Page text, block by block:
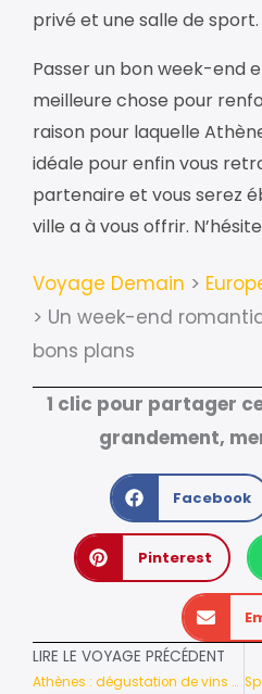
privé et une salle de sport.
Passer un bon week-end
meilleure chose pour
raison pour laquelle
idéale pour enfin vous
partenaire et vous serez
ville a à vous offrir.
Voyage Demain >
> Un week-end
bons plans
1 clic pour partager
grandement,
Facebook
Pinterest
LIRE LE VOYAGE PRÉCÉDENT
Athènes : dégustation de vins grecs